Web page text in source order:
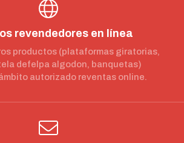
revendedores en línea
productos (plataformas giratorias,
defelpa algodon, banquetas)
autorizado reventas online.